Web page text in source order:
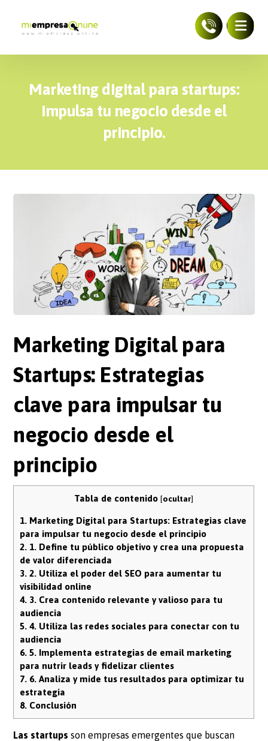
Marketing digital para startups:
impulsa tu negocio desde el
principio.
Marketing Digital para
Startups: Estrategias
clave para impulsar tu
negocio desde el
principio
Tabla de contenido [ocultar]
1. Marketing Digital para Startups: Estrategias clave
para impulsar tu negocio desde el principio
2. 1. Define tu público objetivo y crea una propuesta
de valor diferenciada
3. 2. Utiliza el poder del SEO para aumentar tu
visibilidad online
4. 3. Crea contenido relevante y valioso para tu
audiencia
5. 4. Utiliza las redes sociales para conectar con tu
audiencia
6. 5. Implementa estrategias de email marketing
para nutrir leads y fidelizar clientes
7. 6. Analiza y mide tus resultados para optimizar tu
estrategia
8. Conclusión
Las startups son empresas emergentes que buscan